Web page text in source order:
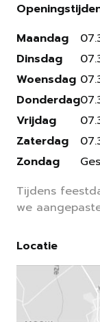
Maandag
Dinsdag
Woensdag
Donderdag
Vrijdag
Zaterdag
Zondag
Tijdens
we
Locatie